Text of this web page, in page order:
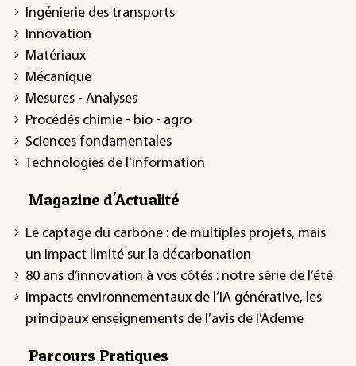
Ingénierie des transports
Innovation
Matériaux
Mécanique
Mesures - Analyses
Procédés chimie - bio - agro
Sciences fondamentales
Technologies de l'information
Magazine d'Actualité
Le captage du carbone : de multiples projets, mais
un impact limité sur la décarbonation
80 ans d’innovation à vos côtés : notre série de l’été
Impacts environnementaux de l’IA générative, les
principaux enseignements de l’avis de l’Ademe
Parcours Pratiques